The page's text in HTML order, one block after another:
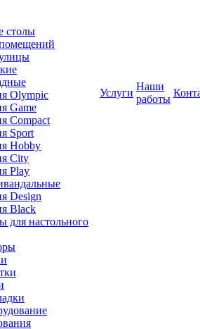
столы
Olympic
Game
Compact
Sport
Hobby
City
Play
Design
Black
для настольного
Услуги
Наши
работы